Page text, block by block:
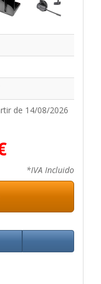
de 14/08/2026
*IVA Incluido